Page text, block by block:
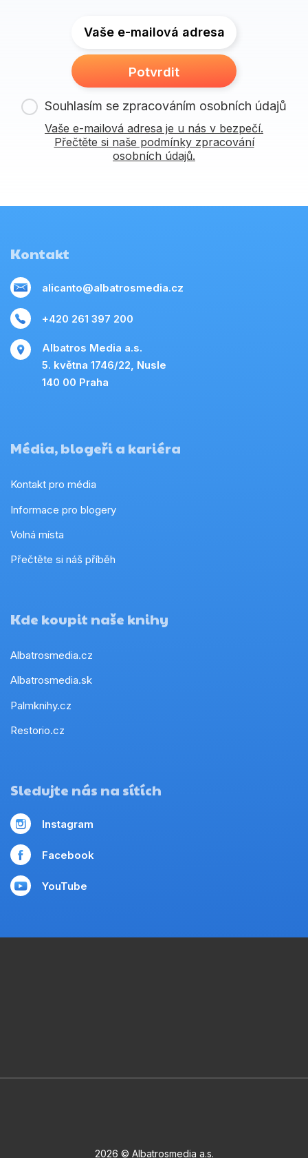
Vaše e-mailová adresa
Potvrdit
Souhlasím se zpracováním osobních údajů
Vaše e-mailová adresa je u nás v bezpečí.
Přečtěte si naše podmínky zpracování
osobních údajů.
Kontakt
alicanto@albatrosmedia.cz
+420 261 397 200
Albatros Media a.s.
5. května 1746/22, Nusle
140 00 Praha
Média, blogeři a kariéra
Kontakt pro média
Informace pro blogery
Volná místa
Přečtěte si náš příběh
Kde koupit naše knihy
Albatrosmedia.cz
Albatrosmedia.sk
Palmknihy.cz
Restorio.cz
Sledujte nás na sítích
Instagram
Facebook
YouTube
2026 © Albatrosmedia a.s.